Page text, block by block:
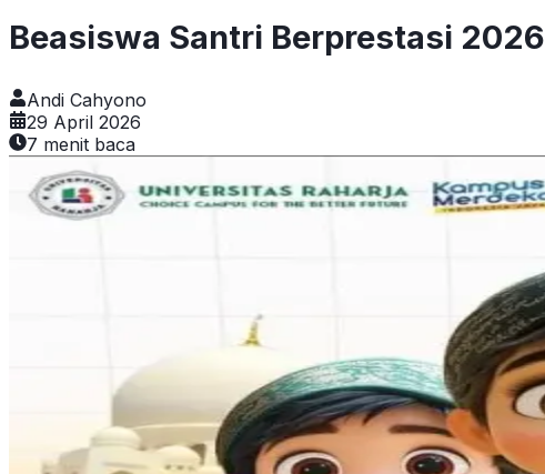
Beasiswa Santri Berprestasi
Andi Cahyono
29 April 2026
7 menit baca